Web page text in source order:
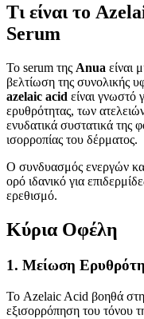
Τι είναι το
Serum
Το serum της Anua είναι
βελτίωση της συνολικής
azelaic acid είναι γνωστό
ερυθρότητας, των
ενυδατικά συστατικά της
ισορροπίας του δέρματος.
Ο συνδυασμός ενεργών
ορό ιδανικό για
ερεθισμό.
Κύρια Οφέλη
1. Μείωση
Το Azelaic Acid βοηθά στη
εξισορρόπηση του τόνου